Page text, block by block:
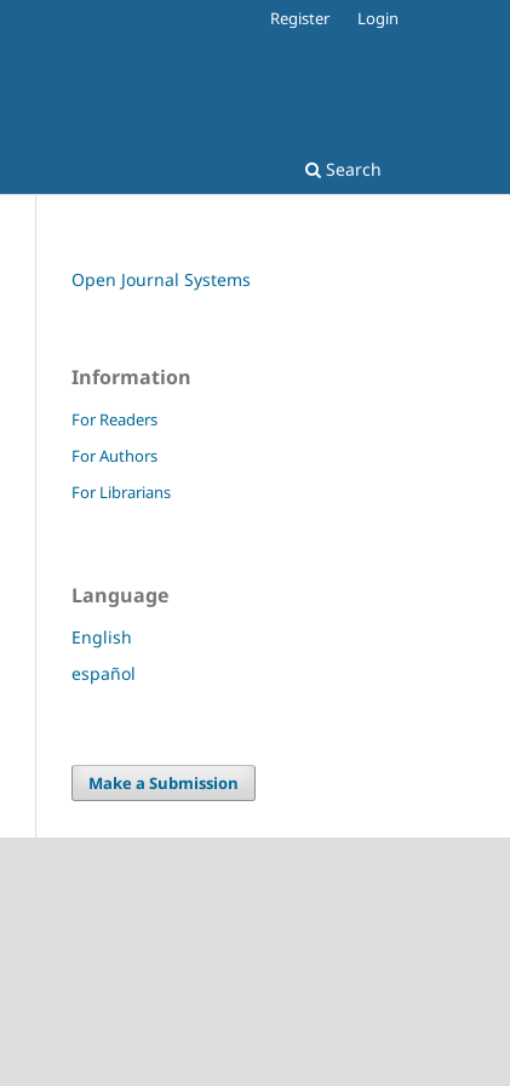
Search
Register Login
Open Journal Systems
Information
For Readers
For Authors
For Librarians
Language
English
español
Make a Submission